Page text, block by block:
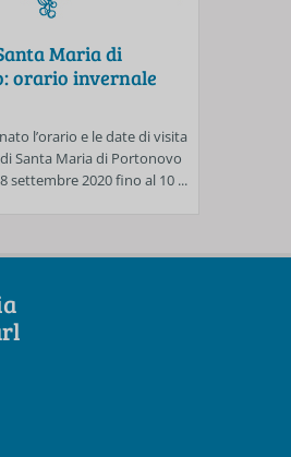
Maria di
orario invernale
l’orario e le date di visita
Santa Maria di Portonovo
settembre 2020 fino al 10 ...